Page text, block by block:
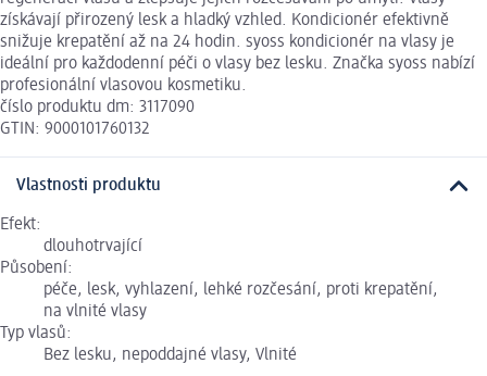
získávají přirozený lesk a hladký vzhled. Kondicionér efektivně
snižuje krepatění až na 24 hodin. syoss kondicionér na vlasy je
ideální pro každodenní péči o vlasy bez lesku. Značka syoss nabízí
profesionální vlasovou kosmetiku.
číslo produktu dm: 3117090
GTIN: 9000101760132
Vlastnosti produktu
Efekt:
dlouhotrvající
Působení:
péče, lesk, vyhlazení, lehké rozčesání, proti krepatění,
na vlnité vlasy
Typ vlasů:
Bez lesku, nepoddajné vlasy, Vlnité